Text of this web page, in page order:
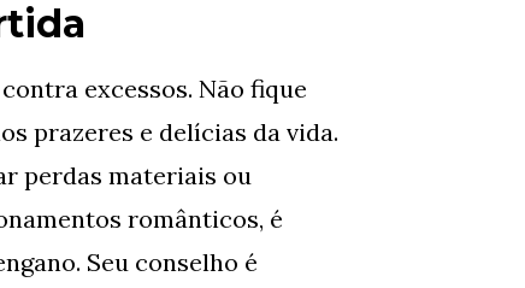
excessos. Não fique
prazeres e delícias da vida.
perdas materiais ou
românticos, é
Seu conselho é